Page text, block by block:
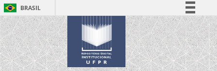
BRASIL
Simplifique!
Comunica BR
Participe
Acesso à informação